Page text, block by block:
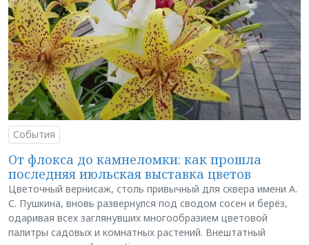
События
От флокса до камнеломки: как прошла
последняя июльская выставка цветов
Цветочный вернисаж, столь привычный для сквера имени А.
С. Пушкина, вновь развернулся под сводом сосен и берёз,
одаривая всех заглянувших многообразием цветовой
палитры садовых и комнатных растений. Внештатный